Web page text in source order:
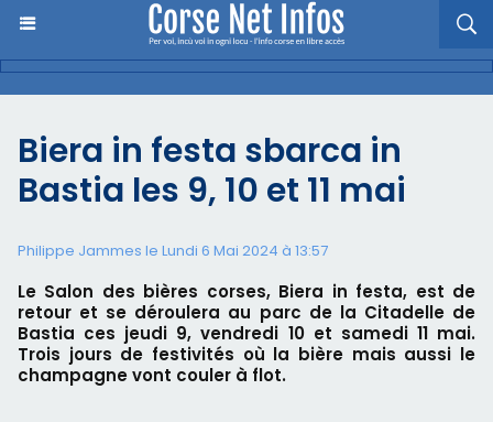
Biera in festa sbarca in
Bastia les 9, 10 et 11 mai
Philippe Jammes le Lundi 6 Mai 2024 à 13:57
Le Salon des bières corses, Biera in festa, est de
retour et se déroulera au parc de la Citadelle de
Bastia ces jeudi 9, vendredi 10 et samedi 11 mai.
Trois jours de festivités où la bière mais aussi le
champagne vont couler à flot.